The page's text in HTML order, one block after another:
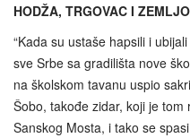
HODŽA, TRGOVAC I
“Kada su ustaše hapsili i
sve Srbe sa gradilišta nove
na školskom tavanu uspio
Šobo, takođe zidar, koji je
Sanskog Mosta, i tako se